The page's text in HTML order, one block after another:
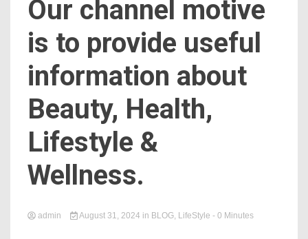
News
Online
Our channel motive
is to provide useful
information about
Beauty, Health,
Lifestyle &
Wellness.
admin August 31, 2024 in BLOG, LifeStyle - 0 Minutes